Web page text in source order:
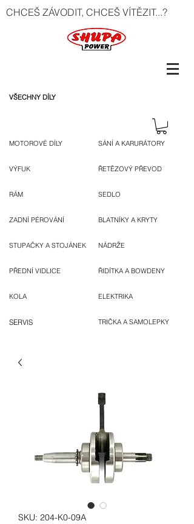
CHCEŠ ZÁVODIT, CHCEŠ VÍTĚZIT...?
VŠECHNY DÍLY
MOTOROVÉ DÍLY
VÝFUK
RÁM
ZADNÍ PÉROVÁNÍ
STUPAČKY A STOJÁNEK
PŘEDNÍ VIDLICE
KOLA
SERVIS
SÁNÍ A KARURÁTORY
ŘETĚZOVÝ PŘEVOD
SEDLO
BLATNÍKY A KRYTY
NÁDRŽE
ŘIDÍTKA A BOWDENY
ELEKTRIKA
TRIČKA A SAMOLEPKY
SKU: 204-K0-09A